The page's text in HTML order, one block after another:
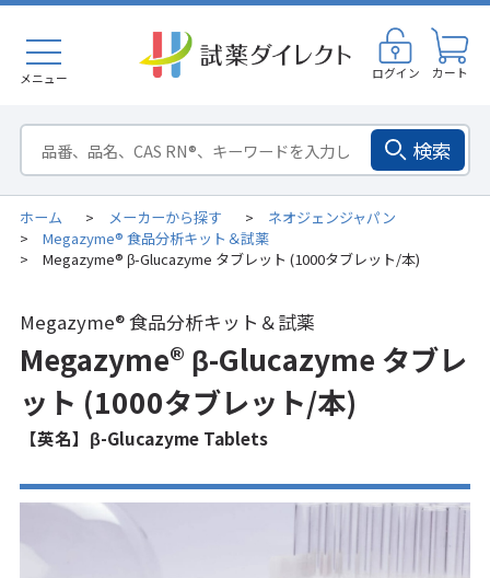
メニュー ログイン カート
検索
ホーム > メーカーから探す > ネオジェンジャパン
> Megazyme® 食品分析キット＆試薬
> Megazyme® β-Glucazyme タブレット (1000タブレット/本)
Megazyme® 食品分析キット＆試薬
Megazyme® β-Glucazyme タブレ
ット (1000タブレット/本)
【英名】β-Glucazyme Tablets